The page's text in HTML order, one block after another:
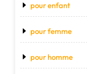
pour enfant
pour femme
pour homme